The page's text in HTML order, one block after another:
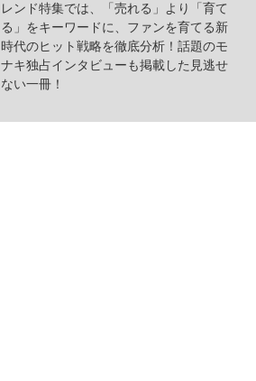
レンド特集では、「売れる」より「育て
る」をキーワードに、ファンを育てる新
時代のヒット戦略を徹底分析！話題のモ
ナキ独占インタビューも掲載した見逃せ
ない一冊！